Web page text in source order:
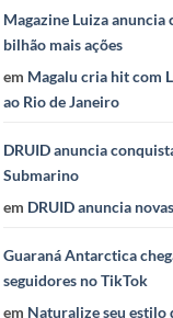
Magazine Luiza
bilhão mais ações
em Magalu cria hit com
ao Rio de Janeiro
DRUID anuncia
Submarino
em DRUID anuncia
Guaraná Antarctica
seguidores no TikTok
em Naturalize seu estilo